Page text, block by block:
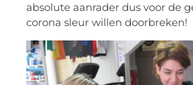
absolute aanrader dus voor de
corona sleur willen doorbreken!